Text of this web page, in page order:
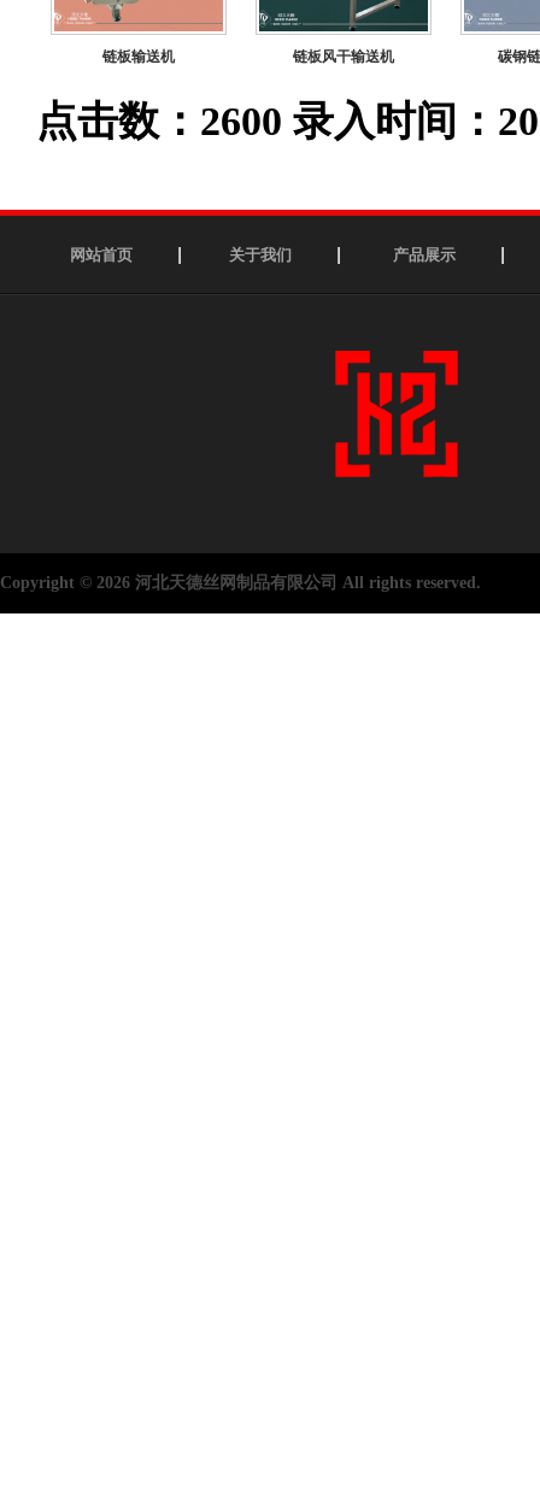
链板输送机 链板风干输送机 碳钢
点击数：2600 录入时间：
网站首页 关于我们 产品展示
Copyright © 2026 河北天德丝网制品有限公司 All rights reserved.